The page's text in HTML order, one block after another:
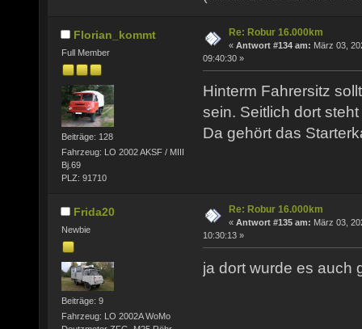
Florian_kommt
Full Member
Beiträge: 128
Fahrzeug: LO 2002 AKSF / MIII
Bj.69
PLZ: 91710
Re: Robur 16.000km
« Antwort #134 am: März 03,
09:40:30 »
Hinterm Fahrersitz
sein. Seitlich dort
Da gehört das
Frida20
Newbie
Beiträge: 9
Fahrzeug: LO 2002A WoMo
Re: Robur 16.000km
« Antwort #135 am: März 03,
10:30:13 »
ja dort wurde es auch